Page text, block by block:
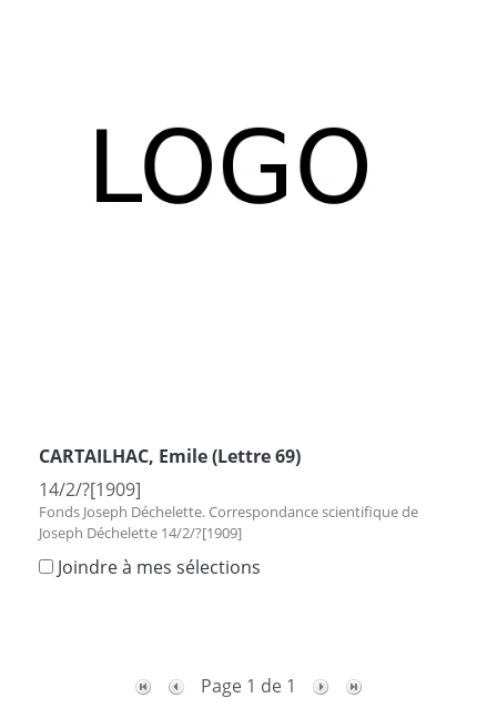
CARTAILHAC, Emile (Lettre 69)
14/2/?[1909]
Fonds Joseph Déchelette. Correspondance scientifique de
Joseph Déchelette 14/2/?[1909]
Joindre à mes sélections
Page 1 de 1